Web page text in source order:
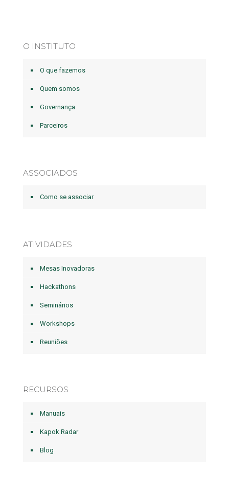
O INSTITUTO
O que fazemos
Quem somos
Governança
Parceiros
ASSOCIADOS
Como se associar
ATIVIDADES
Mesas Inovadoras
Hackathons
Seminários
Workshops
Reuniões
RECURSOS
Manuais
Kapok Radar
Blog